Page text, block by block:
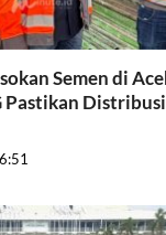
Semen di
Pastikan Distribusi